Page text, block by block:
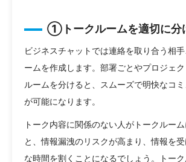
①トークルームを適切に分
ビジネスチャットでは連絡を取り合う相
ームを作成します。部署ごとやプロジェ
ルームを分けると、スムーズで明快なコ
が可能になります。
トーク内容に関係のない人がトークルー
と、情報漏洩のリスクが高まり、情報を
な時間を割くことになるでしょう。トー